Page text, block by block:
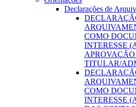
Declarações de
COMO
INTERESSE
TITULAR/
COMO
INTERESSE